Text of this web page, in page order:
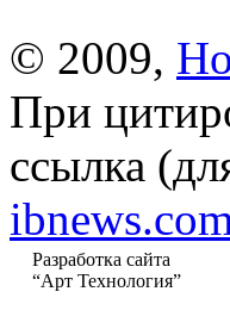
© 2009,
При
ссылка
Разработка сайта
“Арт Технология”